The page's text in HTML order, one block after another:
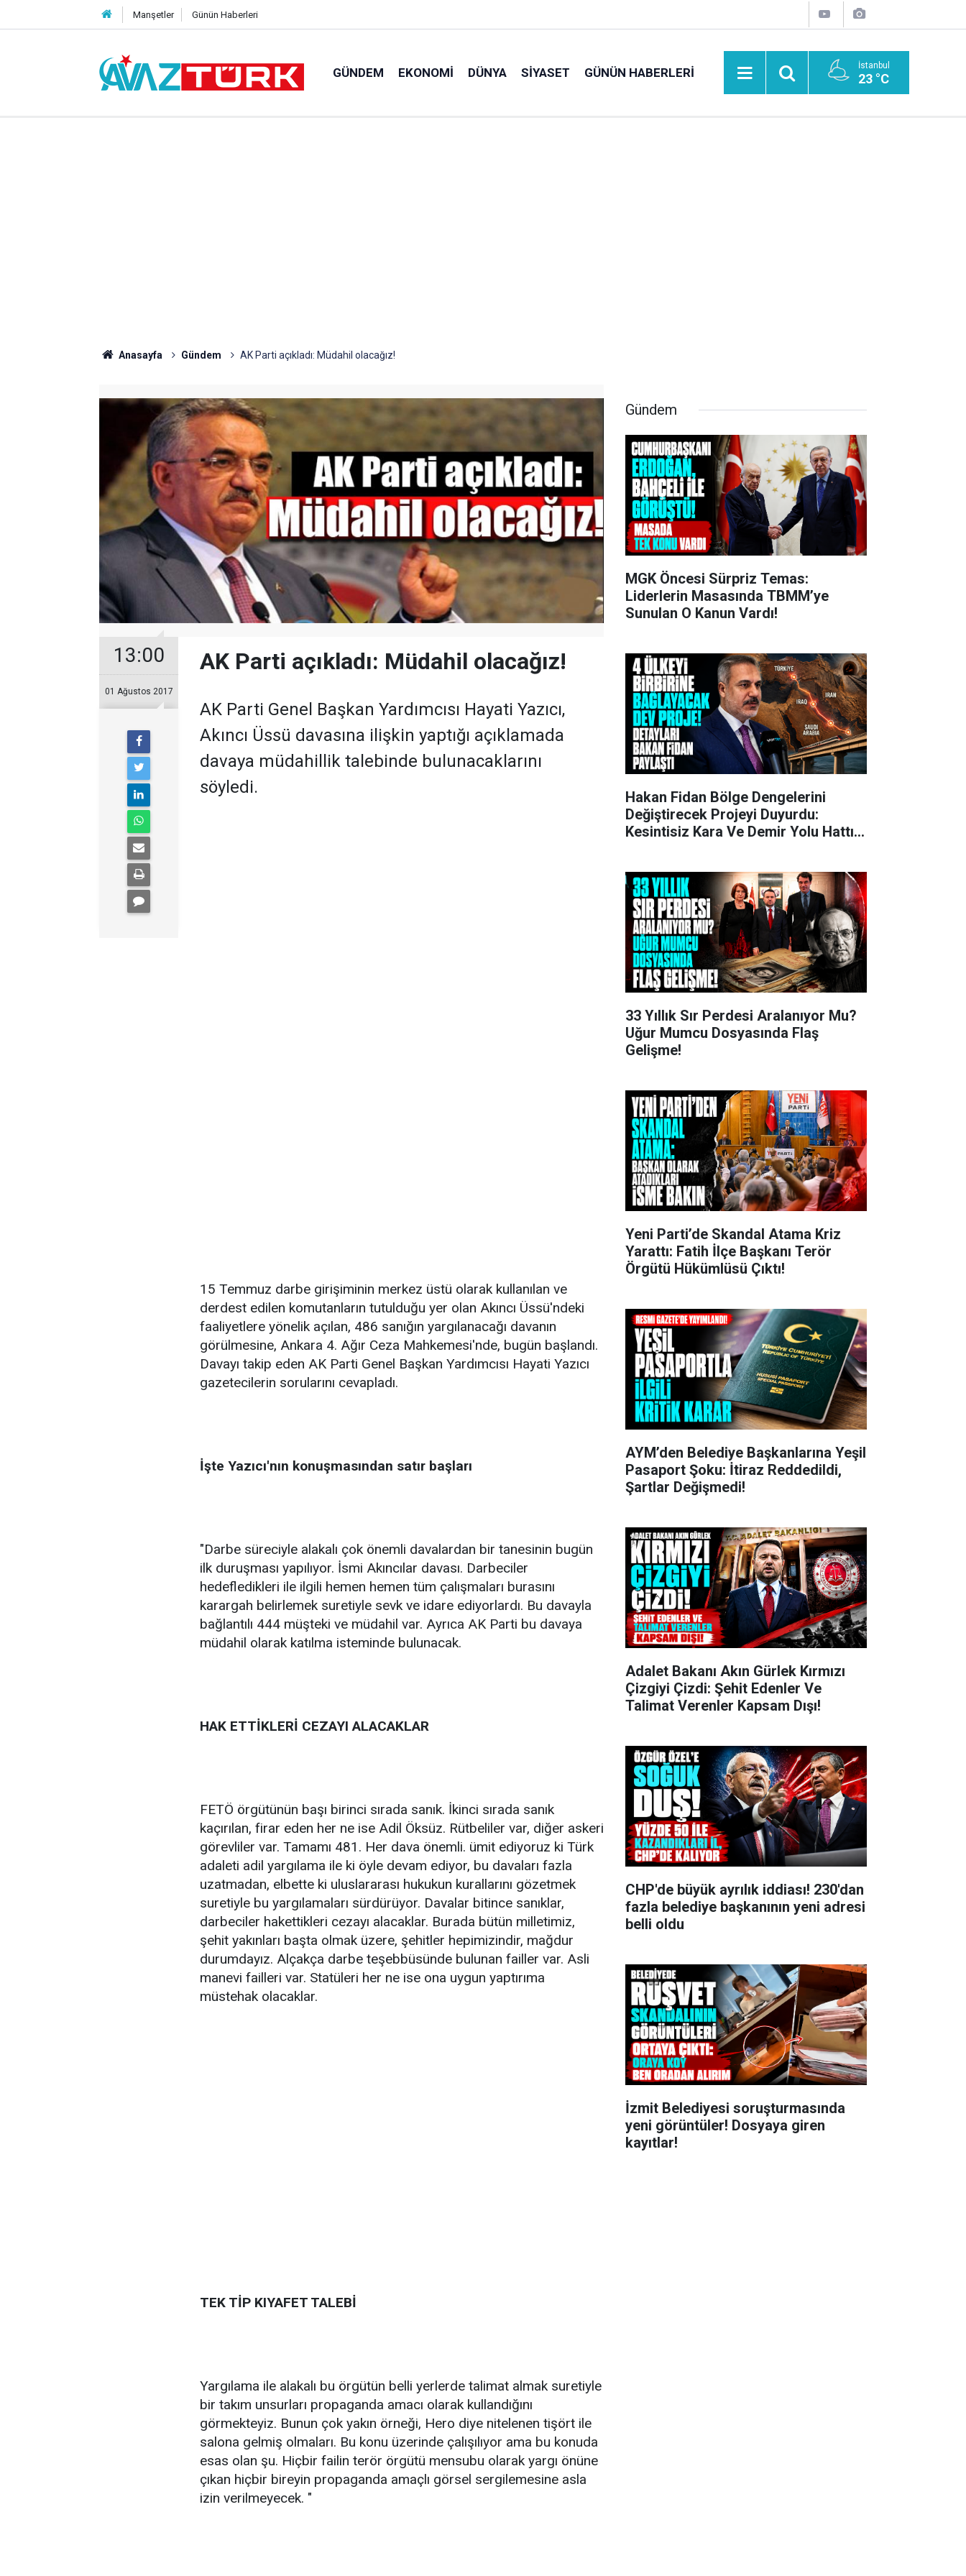
Manşetler Günün Haberleri
GÜNDEM EKONOMI DÜNYA SIYASET GÜNÜN HABERLERI İstanbul
23 °C
Anasayfa Gündem AK Parti açıkladı: Müdahil olacağız!
13:00
01 Ağustos 2017
AK Parti açıkladı: Müdahil olacağız!
AK Parti Genel Başkan Yardımcısı Hayati Yazıcı,
Akıncı Üssü davasına ilişkin yaptığı açıklamada
davaya müdahillik talebinde bulunacaklarını
söyledi.
15 Temmuz darbe girişiminin merkez üstü olarak kullanılan ve
derdest edilen komutanların tutulduğu yer olan Akıncı Üssü'ndeki
faaliyetlere yönelik açılan, 486 sanığın yargılanacağı davanın
görülmesine, Ankara 4. Ağır Ceza Mahkemesi'nde, bugün başlandı.
Davayı takip eden AK Parti Genel Başkan Yardımcısı Hayati Yazıcı
gazetecilerin sorularını cevapladı.
İşte Yazıcı'nın konuşmasından satır başları
"Darbe süreciyle alakalı çok önemli davalardan bir tanesinin bugün
ilk duruşması yapılıyor. İsmi Akıncılar davası. Darbeciler
hedefledikleri ile ilgili hemen hemen tüm çalışmaları burasını
karargah belirlemek suretiyle sevk ve idare ediyorlardı. Bu davayla
bağlantılı 444 müşteki ve müdahil var. Ayrıca AK Parti bu davaya
müdahil olarak katılma isteminde bulunacak.
HAK ETTİKLERİ CEZAYI ALACAKLAR
FETÖ örgütünün başı birinci sırada sanık. İkinci sırada sanık
kaçırılan, firar eden her ne ise Adil Öksüz. Rütbeliler var, diğer askeri
görevliler var. Tamamı 481. Her dava önemli. ümit ediyoruz ki Türk
adaleti adil yargılama ile ki öyle devam ediyor, bu davaları fazla
uzatmadan, elbette ki uluslararası hukukun kurallarını gözetmek
suretiyle bu yargılamaları sürdürüyor. Davalar bitince sanıklar,
darbeciler hakettikleri cezayı alacaklar. Burada bütün milletimiz,
şehit yakınları başta olmak üzere, şehitler hepimizindir, mağdur
durumdayız. Alçakça darbe teşebbüsünde bulunan failler var. Asli
manevi failleri var. Statüleri her ne ise ona uygun yaptırıma
müstehak olacaklar.
TEK TİP KIYAFET TALEBİ
Yargılama ile alakalı bu örgütün belli yerlerde talimat almak suretiyle
bir takım unsurları propaganda amacı olarak kullandığını
görmekteyiz. Bunun çok yakın örneği, Hero diye nitelenen tişört ile
salona gelmiş olmaları. Bu konu üzerinde çalışılıyor ama bu konuda
esas olan şu. Hiçbir failin terör örgütü mensubu olarak yargı önüne
çıkan hiçbir bireyin propaganda amaçlı görsel sergilemesine asla
izin verilmeyecek. "
Gündem
MGK Öncesi Sürpriz Temas:
Liderlerin Masasında TBMM’ye
Sunulan O Kanun Vardı!
Hakan Fidan Bölge Dengelerini
Değiştirecek Projeyi Duyurdu:
Kesintisiz Kara Ve Demir Yolu Hattı
33 Yıllık Sır Perdesi Aralanıyor Mu?
Uğur Mumcu Dosyasında Flaş
Gelişme!
Yeni Parti’de Skandal Atama Kriz
Yarattı: Fatih İlçe Başkanı Terör
Örgütü Hükümlüsü Çıktı!
AYM’den Belediye Başkanlarına Yeşil
Pasaport Şoku: İtiraz Reddedildi,
Şartlar Değişmedi!
Adalet Bakanı Akın Gürlek Kırmızı
Çizgiyi Çizdi: Şehit Edenler Ve
Talimat Verenler Kapsam Dışı!
CHP'de büyük ayrılık iddiası! 230'dan
fazla belediye başkanının yeni adresi
belli oldu
İzmit Belediyesi soruşturmasında
yeni görüntüler! Dosyaya giren
kayıtlar!